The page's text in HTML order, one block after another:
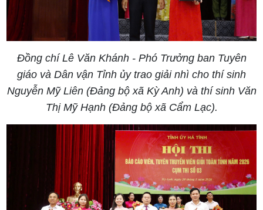
Đồng chí Lê Văn Khánh - Phó Trưởng ban Tuyên
giáo và Dân vận Tỉnh ủy trao giải nhì cho thí sinh
Nguyễn Mỹ Liên (Đảng bộ xã Kỳ Anh) và thí sinh Văn
Thị Mỹ Hạnh (Đảng bộ xã Cẩm Lạc).